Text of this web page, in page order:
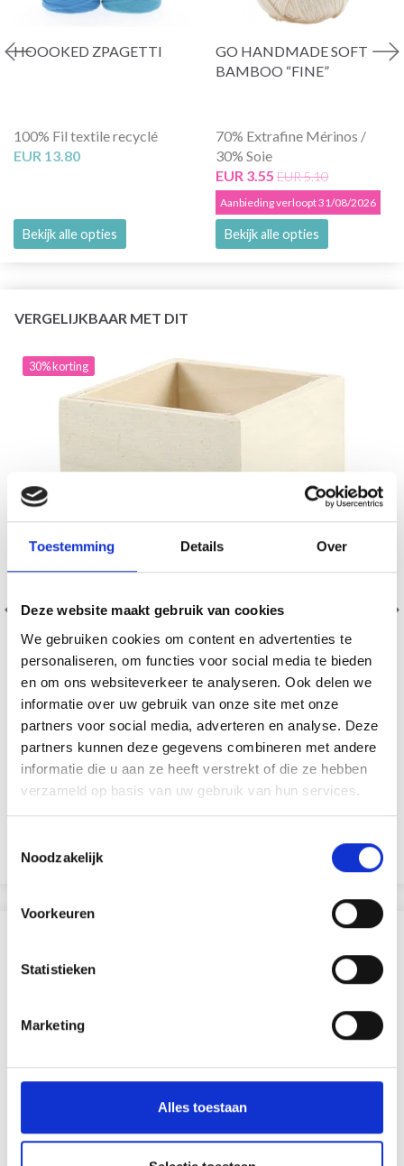
Toestemming Details Over
Deze website maakt gebruik van cookies
We gebruiken cookies om content en advertenties te
personaliseren, om functies voor social media te bieden
en om ons websiteverkeer te analyseren. Ook delen we
informatie over uw gebruik van onze site met onze
partners voor social media, adverteren en analyse. Deze
partners kunnen deze gegevens combineren met andere
informatie die u aan ze heeft verstrekt of die ze hebben
verzameld op basis van uw gebruik van hun services.
Noodzakelijk
Voorkeuren
Statistieken
Marketing
Alles toestaan
HOOOKED ZPAGETTI
100% Fil textile recyclé
EUR 13.80
Bekijk alle opties
GO HANDMADE SOFT
BAMBOO “FINE”
70% Extrafine Mérinos /
30% Soie
EUR 3.55 EUR 5.10
Aanbieding verloopt 31/08/2026
Bekijk alle opties
VERGELIJKBAAR MET DIT
30% korting
PENNENHOUDER 9,5X7,5 CM
EUR 1.60 EUR 2.30
Voeg toe aan winkelwagen